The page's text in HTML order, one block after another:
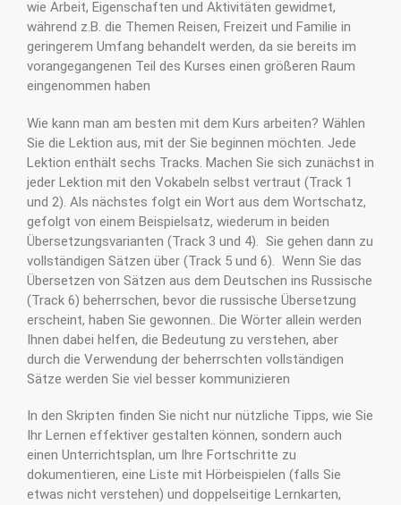
wie Arbeit, Eigenschaften und Aktivitäten gewidmet,
während z.B. die Themen Reisen, Freizeit und Familie in
geringerem Umfang behandelt werden, da sie bereits im
vorangegangenen Teil des Kurses einen größeren Raum
eingenommen haben
Wie kann man am besten mit dem Kurs arbeiten? Wählen
Sie die Lektion aus, mit der Sie beginnen möchten. Jede
Lektion enthält sechs Tracks. Machen Sie sich zunächst in
jeder Lektion mit den Vokabeln selbst vertraut (Track 1
und 2). Als nächstes folgt ein Wort aus dem Wortschatz,
gefolgt von einem Beispielsatz, wiederum in beiden
Übersetzungsvarianten (Track 3 und 4). Sie gehen dann zu
vollständigen Sätzen über (Track 5 und 6). Wenn Sie das
Übersetzen von Sätzen aus dem Deutschen ins Russische
(Track 6) beherrschen, bevor die russische Übersetzung
erscheint, haben Sie gewonnen.. Die Wörter allein werden
Ihnen dabei helfen, die Bedeutung zu verstehen, aber
durch die Verwendung der beherrschten vollständigen
Sätze werden Sie viel besser kommunizieren
In den Skripten finden Sie nicht nur nützliche Tipps, wie Sie
Ihr Lernen effektiver gestalten können, sondern auch
einen Unterrichtsplan, um Ihre Fortschritte zu
dokumentieren, eine Liste mit Hörbeispielen (falls Sie
etwas nicht verstehen) und doppelseitige Lernkarten,